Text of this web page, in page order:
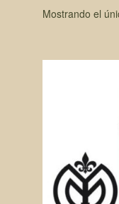
Mostrando el